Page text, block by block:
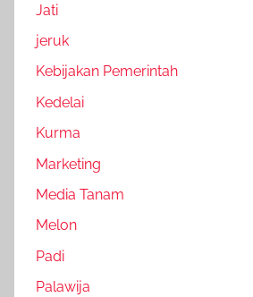
Jati
jeruk
Kebijakan Pemerintah
Kedelai
Kurma
Marketing
Media Tanam
Melon
Padi
Palawija